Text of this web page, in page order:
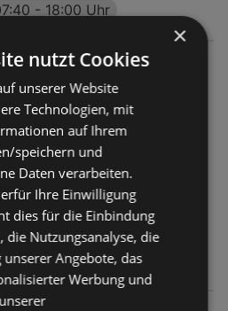
- 18:00 Uhr
12
-18:00 Uhr
×
nutzt Cookies
unserer Website
Technologien, mit
auf Ihrem
speichern und
Daten verarbeiten.
Ihre Einwilligung
dies für die Einbindung
die Nutzungsanalyse, die
Angebote, das
Werbung und